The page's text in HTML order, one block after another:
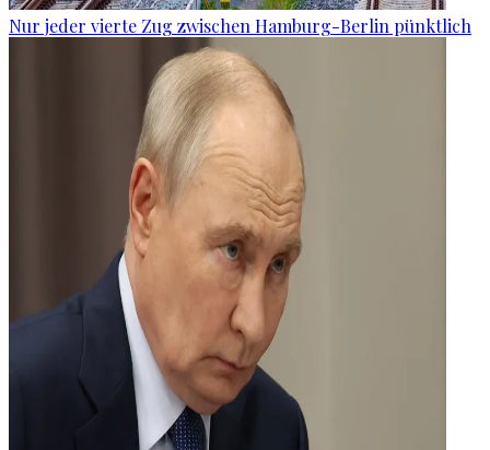
Nur jeder vierte Zug zwischen Hamburg-Berlin pünktlich